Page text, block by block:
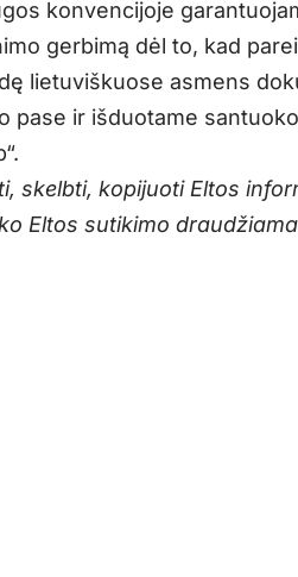
konvencijoje
gerbimą dėl to, kad
lietuviškuose asmens
pase ir išduotame
skelbti, kopijuoti Eltos
Eltos sutikimo